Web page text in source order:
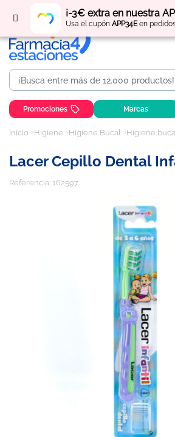
¡-3€ extra en nuestra
Usa el cupón APP34Een
Regístratey obtén puntos
Promociones Marcas
Inicio Higiene Higiene Bucal Higiene
Lacer Cepillo Dental
Referencia: 162597